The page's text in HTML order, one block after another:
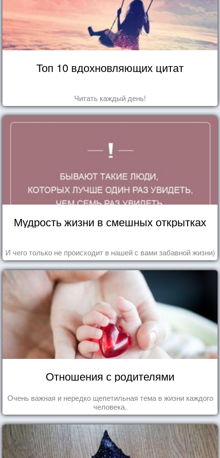
Топ 10 вдохновляющих цитат
Читать каждый день!
Мудрость жизни в смешных открытках
И чего только не происходит в нашей с вами забавной жизни)
Отношения с родителями
Очень важная и нередко щепетильная тема в жизни каждого
человека.